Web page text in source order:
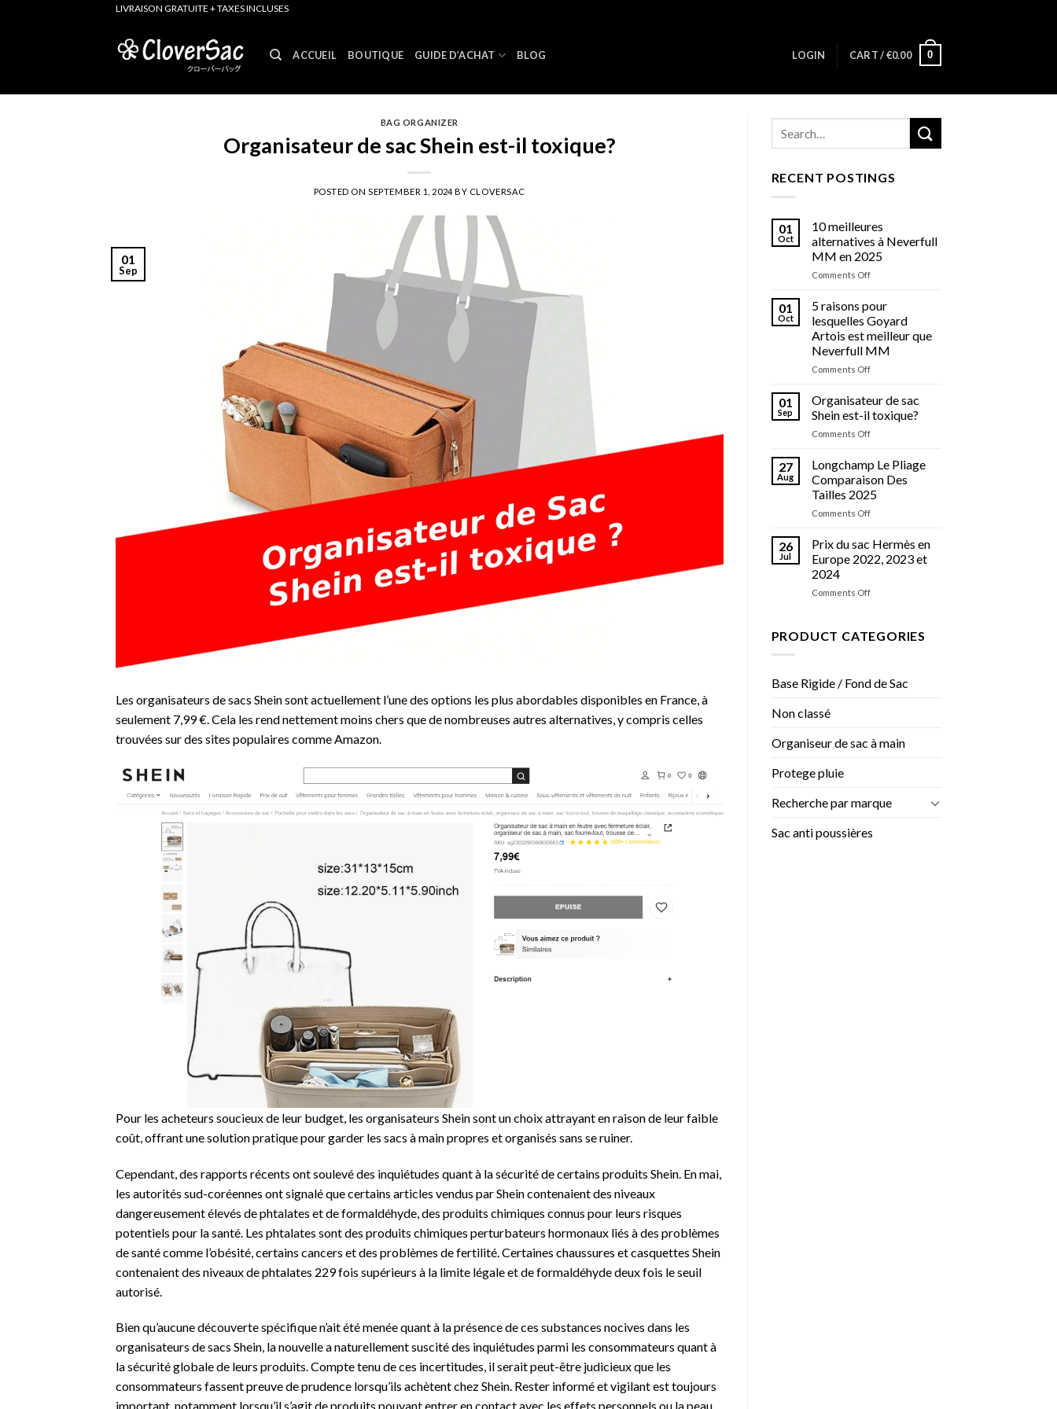
LIVRAISON GRATUITE + TAXES INCLUSES
ACCUEIL BOUTIQUE GUIDE D’ACHAT BLOG LOGIN CART /€0.00 0
BAG ORGANIZER
Organisateur de sac Shein est-il toxique?
POSTED ON SEPTEMBER 1, 2024BY CLOVERSAC
01
Sep
Les organisateurs de sacs Shein sont actuellement l’une des options les plus abordables disponibles en France, à
seulement 7,99 €. Cela les rend nettement moins chers que de nombreuses autres alternatives, y compris celles
trouvées sur des sites populaires comme Amazon.
Pour les acheteurs soucieux de leur budget, les organisateurs Shein sont un choix attrayant en raison de leur faible
coût, offrant une solution pratique pour garder les sacs à main propres et organisés sans se ruiner.
Cependant, des rapports récents ont soulevé des inquiétudes quant à la sécurité de certains produits Shein. En mai,
les autorités sud-coréennes ont signalé que certains articles vendus par Shein contenaient des niveaux
dangereusement élevés de phtalates et de formaldéhyde, des produits chimiques connus pour leurs risques
potentiels pour la santé. Les phtalates sont des produits chimiques perturbateurs hormonaux liés à des problèmes
de santé comme l’obésité, certains cancers et des problèmes de fertilité. Certaines chaussures et casquettes Shein
contenaient des niveaux de phtalates 229 fois supérieurs à la limite légale et de formaldéhyde deux fois le seuil
autorisé.
Bien qu’aucune découverte spécifique n’ait été menée quant à la présence de ces substances nocives dans les
organisateurs de sacs Shein, la nouvelle a naturellement suscité des inquiétudes parmi les consommateurs quant à
la sécurité globale de leurs produits. Compte tenu de ces incertitudes, il serait peut-être judicieux que les
consommateurs fassent preuve de prudence lorsqu’ils achètent chez Shein. Rester informé et vigilant est toujours
important, notamment lorsqu’il s’agit de produits pouvant entrer en contact avec les effets personnels ou la peau.
RECENT POSTINGS
01
Oct
10 meilleures
alternatives à Neverfull
MM en 2025
Comments Offon
alternatives
à
Neverfull
MM
en
01
Oct
5 raisons pour
lesquelles Goyard
Artois est meilleur que
Neverfull MM
Comments Offon
raisons
pour
lesquelles
Goyard
est
meilleur
Neverfull
MM
01
Sep
Organisateur de sac
Shein est-il toxique?
Comments Offon
de
sac
Shein
est-
il
27
Aug
Longchamp Le Pliage
Comparaison Des
Tailles 2025
Comments Offon
Le
Pliage
Comparaison
Tailles
26
Jul
Prix ​​du sac Hermès en
Europe 2022, 2023 et
2024
Comments Offon
du
Europe
2024
PRODUCT CATEGORIES
Base Rigide / Fond de Sac
Non classé
Organiseur de sac à main
Protege pluie
Recherche par marque
Sac anti poussières